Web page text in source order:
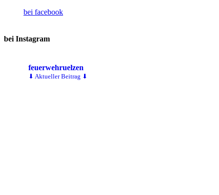
bei facebook
bei Instagram
feuerwehruelzen
⬇ Aktueller Beitrag ⬇